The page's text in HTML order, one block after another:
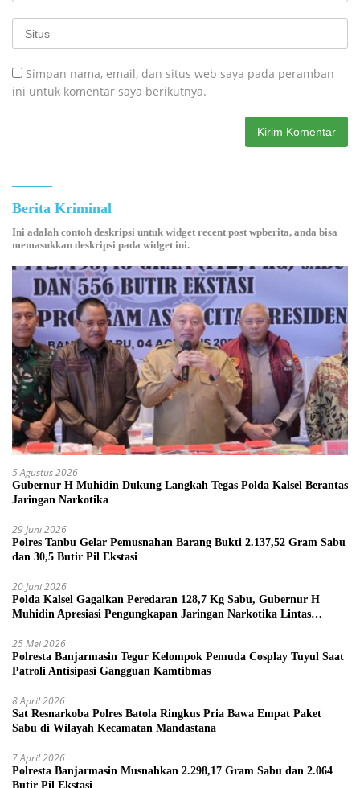
Simpan nama, email, dan situs web saya pada peramban
ini untuk komentar saya berikutnya.
Berita Kriminal
Ini adalah contoh deskripsi untuk widget recent post wpberita, anda bisa
memasukkan deskripsi pada widget ini.
5 Agustus 2026
Gubernur H Muhidin Dukung Langkah Tegas Polda Kalsel Berantas
Jaringan Narkotika
29 Juni 2026
Polres Tanbu Gelar Pemusnahan Barang Bukti 2.137,52 Gram Sabu
dan 30,5 Butir Pil Ekstasi
20 Juni 2026
Polda Kalsel Gagalkan Peredaran 128,7 Kg Sabu, Gubernur H
Muhidin Apresiasi Pengungkapan Jaringan Narkotika Lintas
25 Mei 2026
Polresta Banjarmasin Tegur Kelompok Pemuda Cosplay Tuyul Saat
Patroli Antisipasi Gangguan Kamtibmas
8 April 2026
Sat Resnarkoba Polres Batola Ringkus Pria Bawa Empat Paket
Sabu di Wilayah Kecamatan Mandastana
7 April 2026
Polresta Banjarmasin Musnahkan 2.298,17 Gram Sabu dan 2.064
Butir Pil Ekstasi